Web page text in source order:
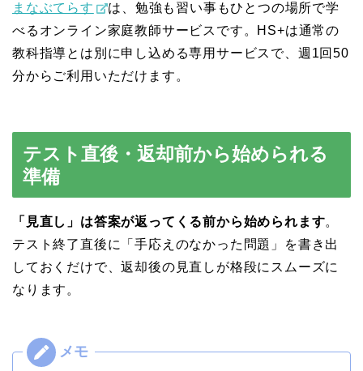
まなぶてらす
は、勉強も習い事もひとつの場所で学
べるオンライン家庭教師サービスです。HS+は通常の
教科指導とは別に申し込める専用サービスで、週1回50
分からご利用いただけます。
テスト直後・返却前から始められる
準備
「見直し」は答案が返ってくる前から始められます。
テスト終了直後に「手応えのなかった問題」を書き出
しておくだけで、返却後の見直しが格段にスムーズに
なります。